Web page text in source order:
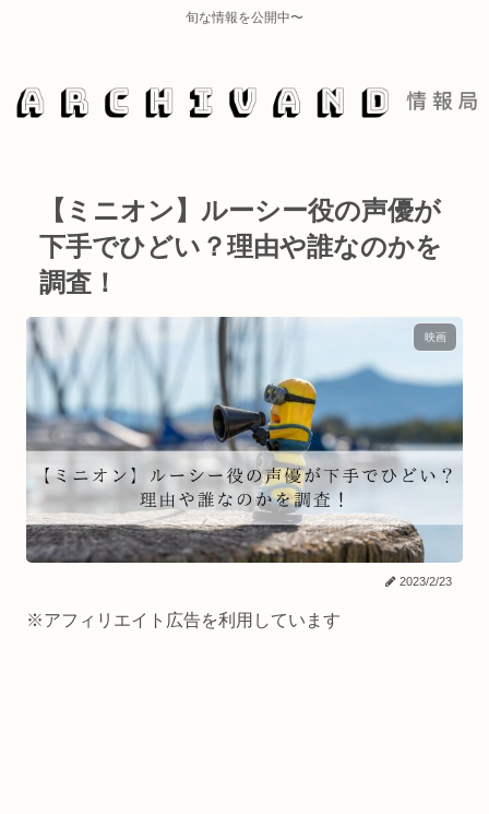
旬な情報を公開中〜
【ミニオン】ルーシー役の声優が
下手でひどい？理由や誰なのかを
調査！
映画
2023/2/23
※アフィリエイト広告を利用しています